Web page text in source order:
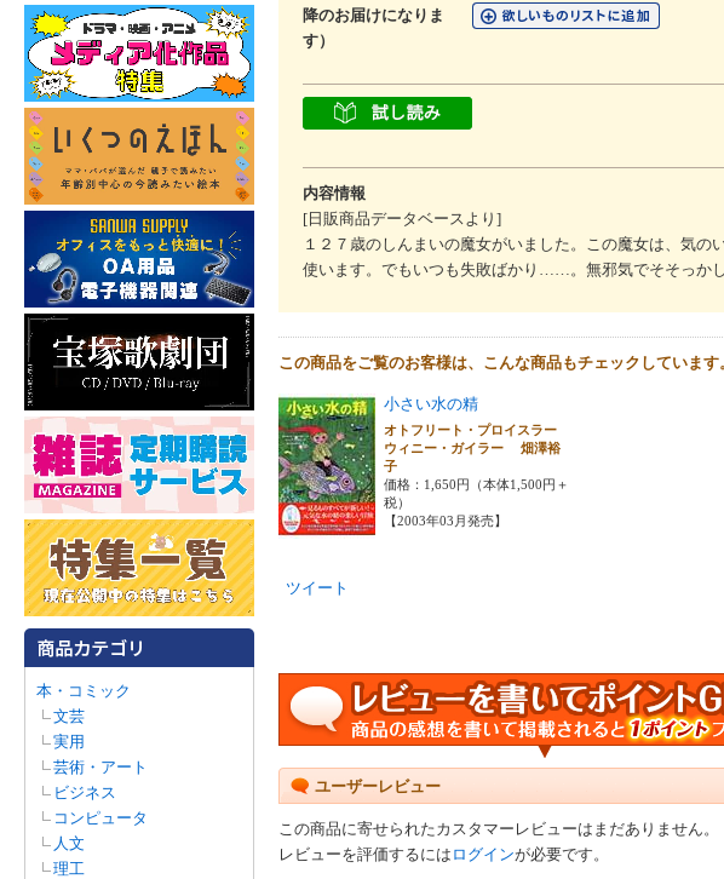
本・コミック
文芸
実用
芸術・アート
ビジネス
コンピュータ
人文
理工
降のお届けになりま
す）
内容情報
[日販商品データベースより]
１２７歳のしんまいの魔女がいました。この魔女は、気
使います。でもいつも失敗ばかり……。無邪気でそそっか
この商品をご覧のお客様は、こんな商品もチェックしています
小さい水の精
オトフリート・プロイスラー
ウィニー・ガイラー 畑澤裕
子
価格：1,650円（本体1,500円＋
税）
【2003年03月発売】
ツイート
ユーザーレビュー
この商品に寄せられたカスタマーレビューはまだありません。
レビューを評価するには ログインが必要です。